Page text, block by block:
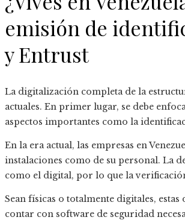
emisión de
y Entrust
La digitalización completa de la
actuales. En primer lugar, se debe
aspectos importantes como la
En la era actual, las empresas en
instalaciones como de su personal. La
como el digital, por lo que la
Sean físicas o totalmente digitales,
contar con software de seguridad